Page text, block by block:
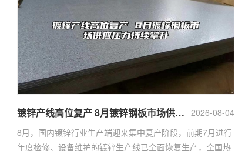
2026-08-04
镀锌产线高位复产 8月镀锌钢板市场供应压力持续攀升
8月，国内镀锌行业生产端迎来集中复产阶段，前期7月进行
年度检修、设备维护的镀锌生产线已全面恢复生产，全国热